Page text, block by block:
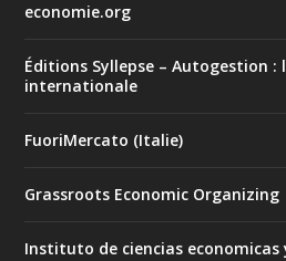
economie.org
Éditions Syllepse – Autogestion :
internationale
FuoriMercato (Italie)
Grassroots Economic Organizing
Instituto de ciencias